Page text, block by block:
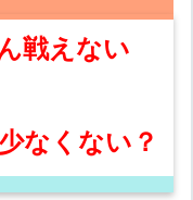
戦えない
なくない？